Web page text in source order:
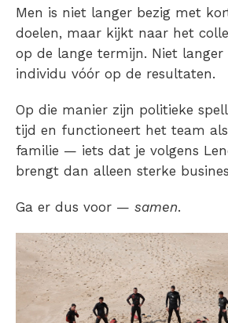
Men is niet langer bezig met
doelen, maar kijkt naar het
op de lange termijn. Niet
individu vóór op de resultaten.
Op die manier zijn politieke
tijd en functioneert het team
familie — iets dat je volgens
brengt dan alleen sterke
Ga er dus voor — samen.